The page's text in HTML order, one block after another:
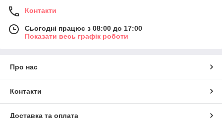
Контакти
Сьогодні працює з 08:00 до 17:00
Показати весь графік роботи
Про нас
Контакти
Доставка та оплата